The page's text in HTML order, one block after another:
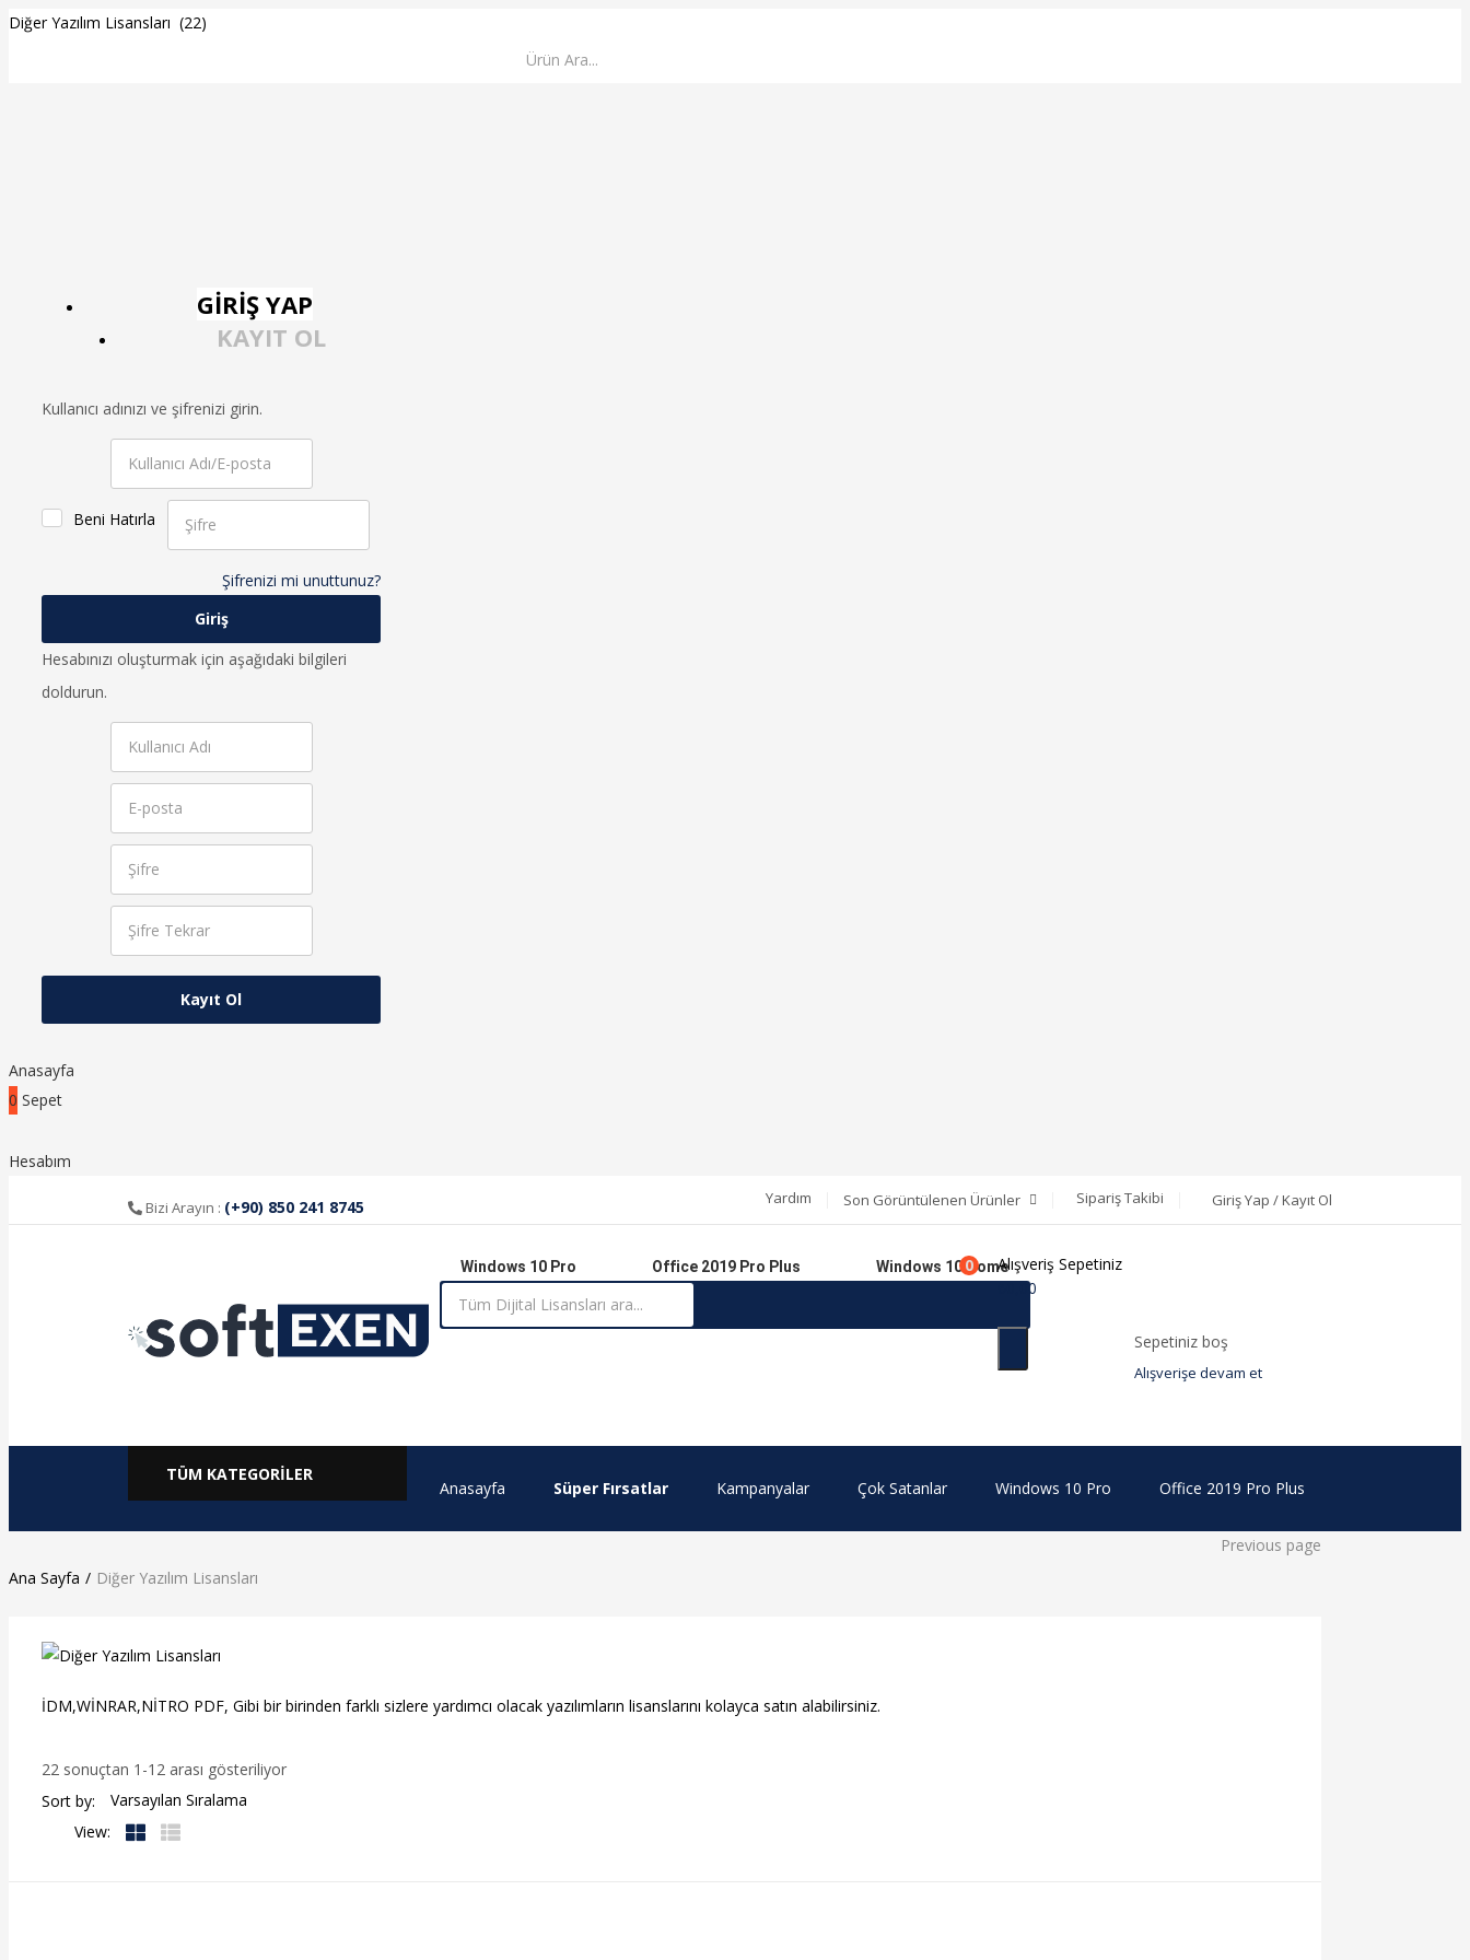
GIRIŞ YAP
KAYIT OL
Kullanıcı adınızı ve şifrenizi girin.
Beni Hatırla
Şifrenizi mi unuttunuz?
Hesabınızı oluşturmak için aşağıdaki bilgileri
doldurun.
Anasayfa
0 Sepet
Hesabım
Bizi Arayın : (+90) 850 241 8745 Yardım Son Görüntülenen Ürünler Sipariş Takibi Giriş Yap / Kayıt Ol
Windows 10 Pro Office 2019 Pro Plus Windows 10 Home
0
Alışveriş Sepetiniz
₺0,00
Sepetiniz boş
Alışverişe devam et
TÜM KATEGORİLER
Anasayfa Süper Fırsatlar Kampanyalar Çok Satanlar Windows 10 Pro Office 2019 Pro Plus
Ana Sayfa Diğer Yazılım Lisansları
Previous page
İDM,WİNRAR,NİTRO PDF, Gibi bir birinden farklı sizlere yardımcı olacak yazılımların lisanslarını kolayca satın alabilirsiniz.
22 sonuçtan 1-12 arası gösteriliyor
Sort by:
View: